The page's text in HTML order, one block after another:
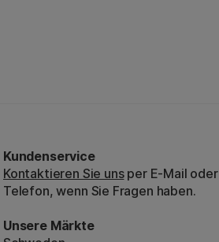
Kundenservice
Kontaktieren Sie unsper E-Mail oder
Telefon, wenn Sie Fragen haben.
Unsere Märkte